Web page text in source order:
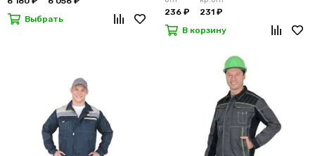
Выбрать
236 ₽
231 ₽
В корзину